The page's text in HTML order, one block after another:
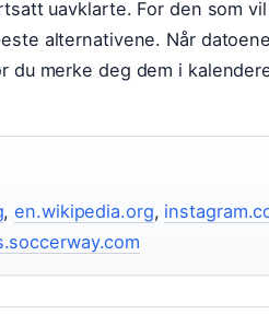
uavklarte. For den som
alternativene. Når
du merke deg dem i
,en.wikipedia.org,